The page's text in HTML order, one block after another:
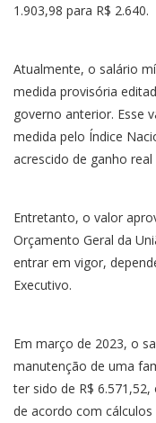
1.903,98 para R$ 2.640.
Atualmente, o salário
medida provisória
governo anterior. Esse
medida pelo Índice
acrescido de ganho
Entretanto, o valor
Orçamento Geral da
entrar em vigor,
Executivo.
Em março de 2023, o
manutenção de uma
ter sido de R$
de acordo com